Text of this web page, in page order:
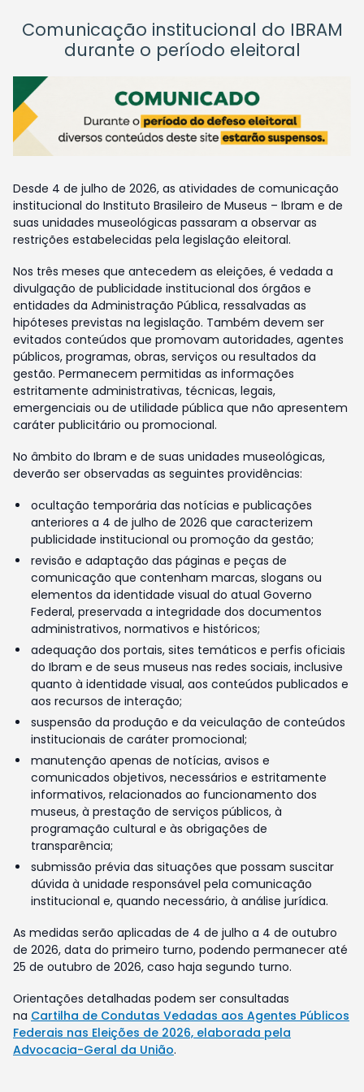
Comunicação institucional do IBRAM
durante o período eleitoral
Desde 4 de julho de 2026, as atividades de comunicação
institucional do Instituto Brasileiro de Museus – Ibram e de
suas unidades museológicas passaram a observar as
restrições estabelecidas pela legislação eleitoral.
Nos três meses que antecedem as eleições, é vedada a
divulgação de publicidade institucional dos órgãos e
entidades da Administração Pública, ressalvadas as
hipóteses previstas na legislação. Também devem ser
evitados conteúdos que promovam autoridades, agentes
públicos, programas, obras, serviços ou resultados da
gestão. Permanecem permitidas as informações
estritamente administrativas, técnicas, legais,
emergenciais ou de utilidade pública que não apresentem
caráter publicitário ou promocional.
No âmbito do Ibram e de suas unidades museológicas,
deverão ser observadas as seguintes providências:
ocultação temporária das notícias e publicações
anteriores a 4 de julho de 2026 que caracterizem
publicidade institucional ou promoção da gestão;
revisão e adaptação das páginas e peças de
comunicação que contenham marcas, slogans ou
elementos da identidade visual do atual Governo
Federal, preservada a integridade dos documentos
administrativos, normativos e históricos;
adequação dos portais, sites temáticos e perfis oficiais
do Ibram e de seus museus nas redes sociais, inclusive
quanto à identidade visual, aos conteúdos publicados e
aos recursos de interação;
suspensão da produção e da veiculação de conteúdos
institucionais de caráter promocional;
manutenção apenas de notícias, avisos e
comunicados objetivos, necessários e estritamente
informativos, relacionados ao funcionamento dos
museus, à prestação de serviços públicos, à
programação cultural e às obrigações de
transparência;
submissão prévia das situações que possam suscitar
dúvida à unidade responsável pela comunicação
institucional e, quando necessário, à análise jurídica.
As medidas serão aplicadas de 4 de julho a 4 de outubro
de 2026, data do primeiro turno, podendo permanecer até
25 de outubro de 2026, caso haja segundo turno.
Orientações detalhadas podem ser consultadas
na Cartilha de Condutas Vedadas aos Agentes Públicos
Federais nas Eleições de 2026, elaborada pela
Advocacia-Geral da União.